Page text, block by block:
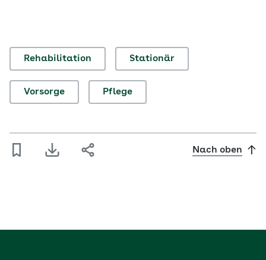
Rehabilitation Stationär
Vorsorge Pflege
Nach oben